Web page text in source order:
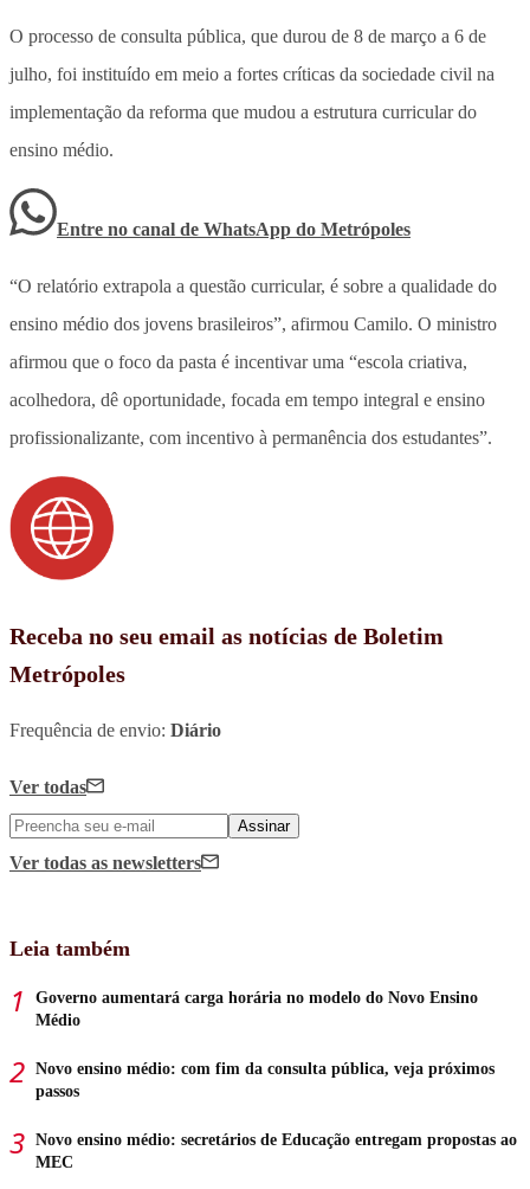
O processo de consulta pública, que durou de 8 de março a 6 de
julho, foi instituído em meio a fortes críticas da sociedade civil na
implementação da reforma que mudou a estrutura curricular do
ensino médio.
Entre no canal de WhatsApp do Metrópoles
“O relatório extrapola a questão curricular, é sobre a qualidade do
ensino médio dos jovens brasileiros”, afirmou Camilo. O ministro
afirmou que o foco da pasta é incentivar uma “escola criativa,
acolhedora, dê oportunidade, focada em tempo integral e ensino
profissionalizante, com incentivo à permanência dos estudantes”.
Receba no seu email as notícias de Boletim
Metrópoles
Frequência de envio: Diário
Ver todas
Assinar
Ver todas as newsletters
Leia também
Governo aumentará carga horária no modelo do Novo Ensino
Médio
Novo ensino médio: com fim da consulta pública, veja próximos
passos
Novo ensino médio: secretários de Educação entregam propostas ao
MEC